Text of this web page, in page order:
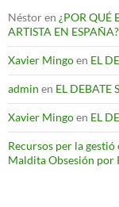
Néstoren ¿POR QUÉ
ARTISTA EN ESPAÑA?
Xavier Mingoen EL
admin en EL DEBATE
Xavier Mingoen EL
Recursos per la
Maldita Obsesión por